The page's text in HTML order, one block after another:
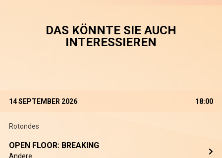
DAS KÖNNTE SIE AUCH
INTERESSIEREN
14 SEPTEMBER 2026 18:00
Rotondes
OPEN FLOOR: BREAKING
Andere